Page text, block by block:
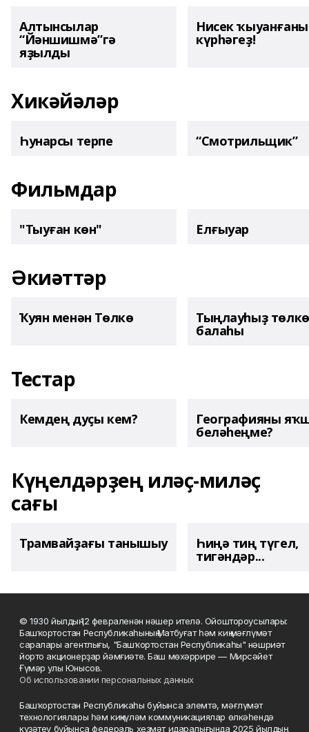
Алтынсылар
“Йәншишмә”гә
яҙылды
Нисек
күрһәгеҙ!
Хикәйәләр
Һунарсы терпе “Смотрильщик”
Фильмдар
"Тыуған көн" Елғыуар
Әкиәттәр
Ҡуян менән Төлкө Тыңлауһыҙ төлкө
балаһы
Тестар
Кемдең дуҫы кем? Географияны
беләһеңме?
Күңелдәрҙең иләҫ-миләҫ
сағы
Трамвайҙағы танышыу Һиңә тиң түгел,
тигәндәр...
© 1930 йылдың 12 февраленән нәшер ителә. Ойоштороусылары:
Башҡортостан Республикаһының Матбуғат һәм киң мәғлүмәт
саралары агентлығы, "Башҡортостан Республикаһы" нәшриәт
йорто акционерҙар йәмғиәте. Баш мөхәррире — Мирсәйет
Ғүмәр улы Юнысов.
Об использовании персональных данных
Башҡортостан Республикаһы буйынса элемтә, мәғлүмәт
технологиялары һәм киңкүләм коммуникациялар өлкәһендә
күҙәтеү буйынса федераль хеҙмәт идаралығында 2025 йылдың